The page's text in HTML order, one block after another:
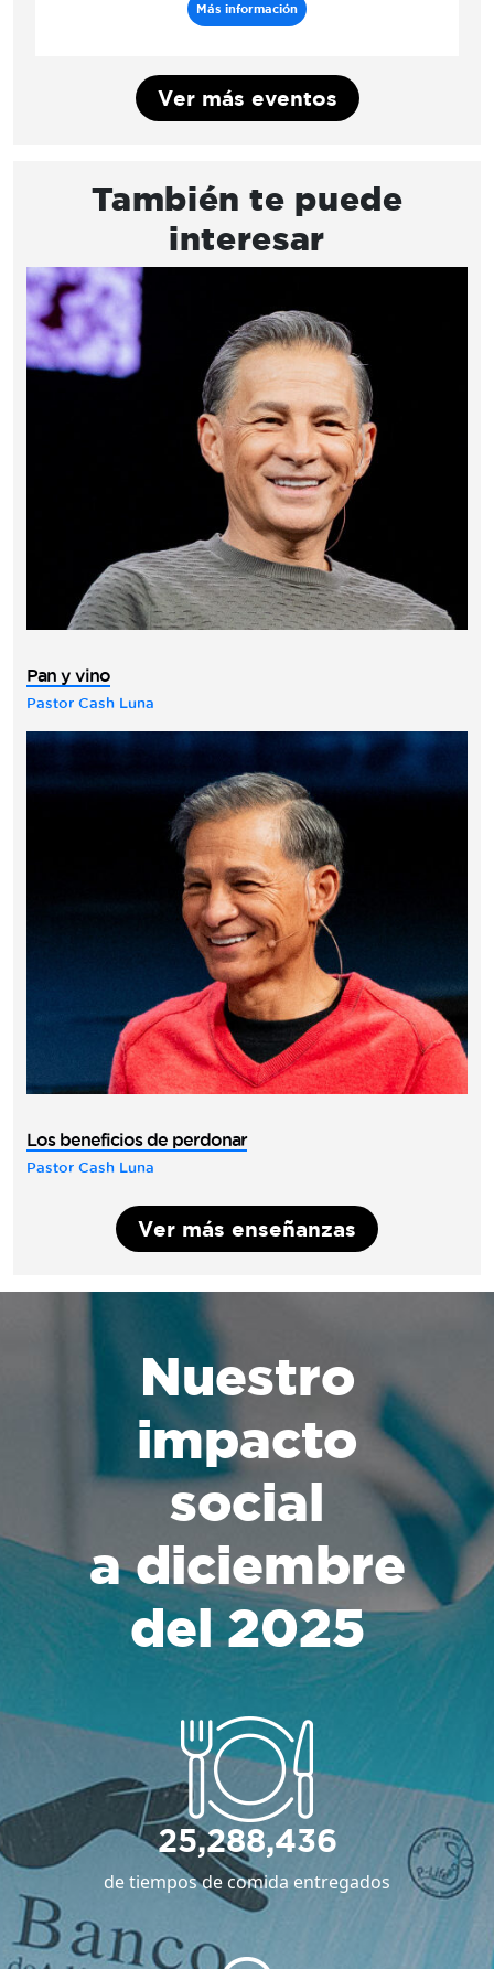
Más información
Ver más eventos
También te puede
interesar
Pan y vino
Pastor Cash Luna
Los beneficios de perdonar
Pastor Cash Luna
Ver más enseñanzas
Nuestro
impacto
social
a diciembre
del 2025
25,288,436
de tiempos de comida entregados